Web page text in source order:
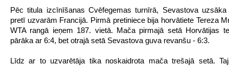
Pēc titula izcīnīšanas Cvēfegemas turnīrā, Sevastova
pretī uzvarām Francijā. Pirmā pretiniece bija horvātiete Tereza
WTA rangā ieņem 187. vietā. Mača pirmajā setā Horvātijas
pārāka ar 6:4, bet otrajā setā Sevastova guva revanšu - 6:3.
Līdz ar to uzvarētāja tika noskaidrota mača trešajā setā.